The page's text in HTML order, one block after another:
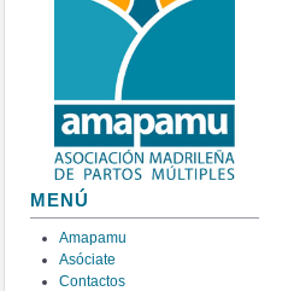
MENÚ
Amapamu
Asóciate
Contactos